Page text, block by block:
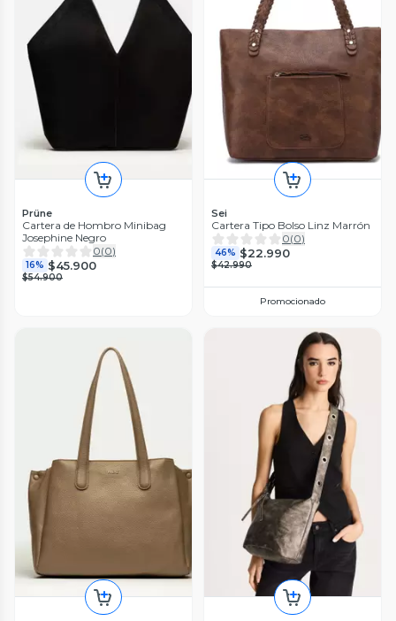
Prüne
Cartera de Hombro Minibag
Josephine Negro
0(0)
16% $45.900
$54.900
Sei
Cartera Tipo Bolso Linz Marrón
0(0)
46% $22.990
$42.990
Promocionado